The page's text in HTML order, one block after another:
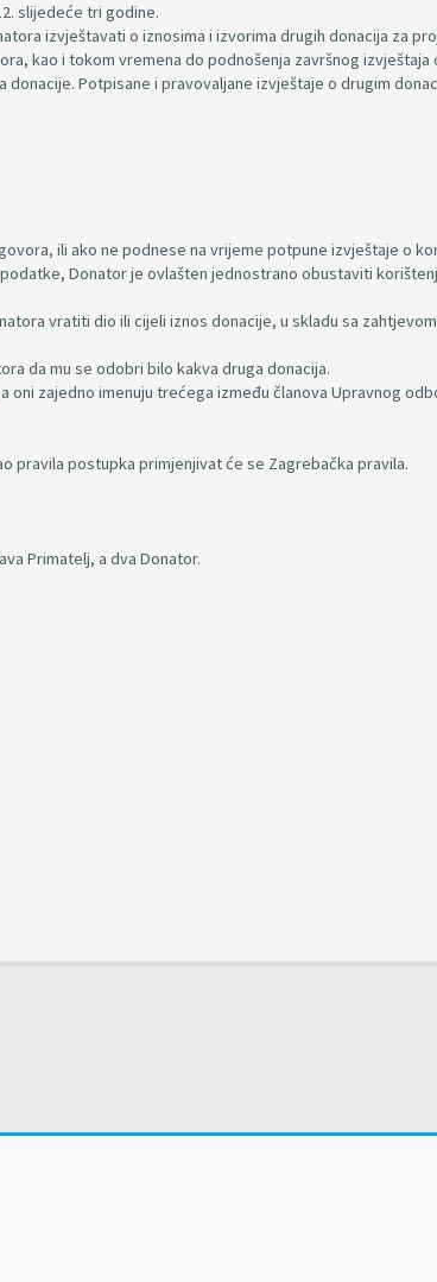
slijedeće tri godine.
izvještavati o iznosima i izvorima drugih donacija za
kao i tokom vremena do podnošenja završnog izvještaja
Potpisane i pravovaljane izvještaje o drugim
ili ako ne podnese na vrijeme potpune izvještaje o
Donator je ovlašten jednostrano obustaviti
vratiti dio ili cijeli iznos donacije, u skladu sa zahtjevom
da mu se odobri bilo kakva druga donacija.
zajedno imenuju trećega između članova Upravnog
pravila postupka primjenjivat će se Zagrebačka pravila.
Primatelj, a dva Donator.